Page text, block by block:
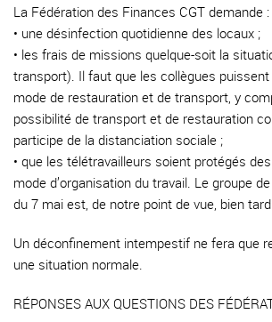
La Fédération des Finances CGT demande :
• une désinfection quotidienne des locaux ;
• les frais de missions quelque-soit la
transport). Il faut que les collègues
mode de restauration et de transport, y
possibilité de transport et de restauration
participe de la distanciation sociale ;
• que les télétravailleurs soient protégés
mode d’organisation du travail. Le groupe
du 7 mai est, de notre point de vue, bien
Un déconfinement intempestif ne fera que
une situation normale.
RÉPONSES AUX QUESTIONS DES